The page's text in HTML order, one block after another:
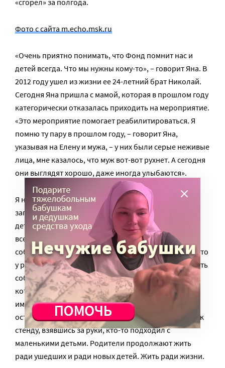
«сгорел» за полгода.
Фото с сайта m.echo.msk.ru
«Очень приятно понимать, что Фонд помнит нас и
детей всегда. Что мы нужны кому-то», – говорит Яна. В
2012 году ушел из жизни ее 24-летний брат Николай.
Сегодня Яна пришла с мамой, которая в прошлом году
категорически отказалась приходить на мероприятие.
«Это мероприятие помогает реабилитироваться. Я
помню ту пару в прошлом году, – говорит Яна,
указывая на Елену и мужа, – у них были серые неживые
лица, мне казалось, что муж вот-вот рухнет. А сегодня
они выглядят хорошо, даже иногда улыбаются».
Я направляюсь к выходу и прохожу мимо стенда,
заполненного фотографиями, с которых смотрят
детки. Очень маленькие и постарше, но абсолютно
все с улыбками на лице. Не увидев этот стенд
собственными глазами, я бы никогда не поверила, что
у родителей может хватить сил и мужества, приклеить
собственными руками фотографию своего ребенка,
которого больше нет в живых. Чтобы подписать его
имя. И возраст. И чтобы при этом сердце от боли не
остановилось. Но родители это делали. Подходили к
стенду, взявшись за руки, кто-то подходил с
маленькими детьми. Родители продолжают жить
ради ушедших и ради новых детей. Жить ради жизни.